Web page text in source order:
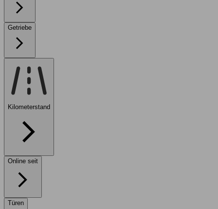
Getriebe
Kilometerstand
Online seit
Türen